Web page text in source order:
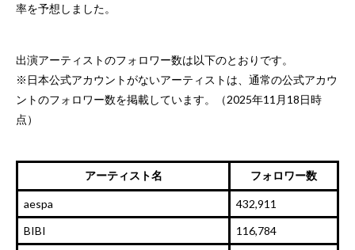
率を予想しました。
出演アーティストのフォロワー数は以下のとおりです。
※日本公式アカウントがないアーティストは、通常の公式アカウ
ントのフォロワー数を掲載しています。（2025年11月18日時
点）
アーティスト名 フォロワー数
aespa
432,911
BIBI
116,784